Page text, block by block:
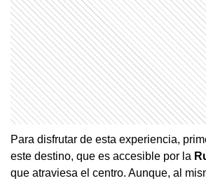
Para disfrutar de esta experiencia,
este destino, que es accesible por la
que atraviesa el centro. Aunque, al